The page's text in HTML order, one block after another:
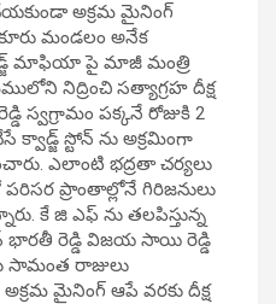
చేయకుండా అక్రమ మైనింగ్
మండలం అనేక
మాఫియా పై మాజీ మంత్రి
నిద్రించి సత్యాగ్రహ దీక్ష
స్వగ్రామం పక్కనే రోజుకి 2
క్వాడ్జ్ స్టోన్ ను అక్రమింగా
ఎలాంటి భద్రతా చర్యలు
పరిసర ప్రాంతాల్లోనే గిరిజనులు
కే జి ఎఫ్ ను తలపిస్తున్న
భారతీ రెడ్డి విజయ సాయి రెడ్డి
సామంత రాజులు
మైనింగ్ ఆపే వరకు దీక్ష